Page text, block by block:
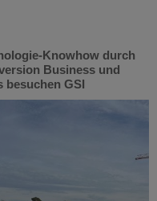
Knowhow durch
Business und
besuchen GSI